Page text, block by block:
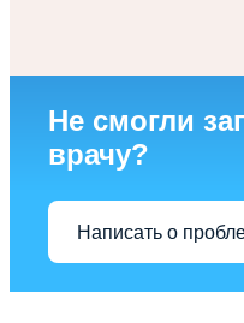
Не смогли
врачу?
Написать о